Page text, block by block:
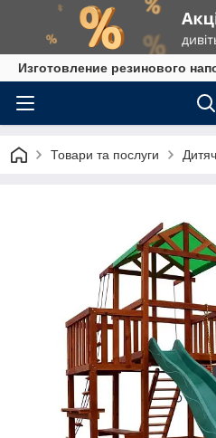
Изготовление резинового
Товари та послуги